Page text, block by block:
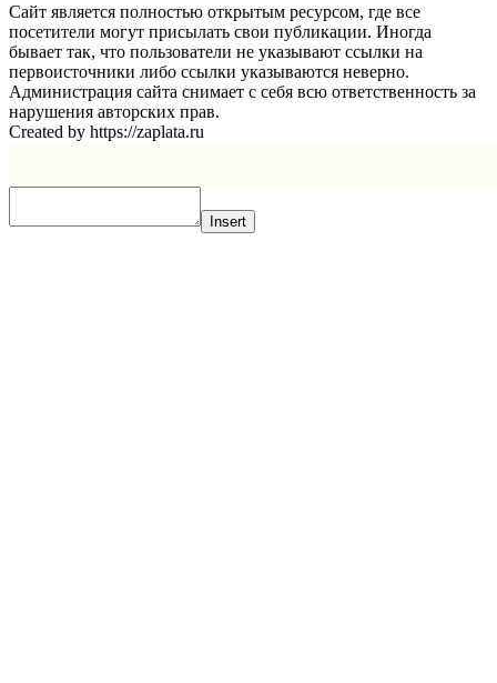
Сайт является полностью открытым ресурсом, где все
посетители могут присылать свои публикации. Иногда
бывает так, что пользователи не указывают ссылки на
первоисточники либо ссылки указываются неверно.
Администрация сайта снимает с себя всю ответственность за
нарушения авторских прав.
Created by https://zaplata.ru
Insert